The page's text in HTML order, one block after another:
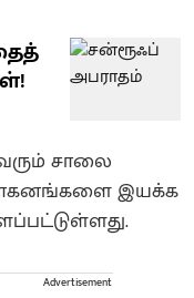
சாலை
இயக்க
Advertisement